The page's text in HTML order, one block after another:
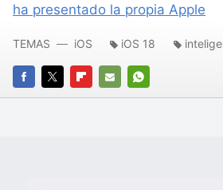
ha presentado la propia Apple
FACEBOOK
TWITTERFLIPBOARD
E-
WHATSAPP
TEMAS iOS iOS 18